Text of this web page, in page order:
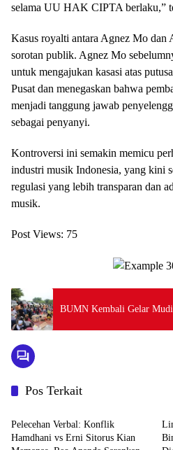
selama UU HAK CIPTA berlaku,”
Kasus royalti antara Agnez Mo dan
sorotan publik. Agnez Mo
untuk mengajukan kasasi atas
Pusat dan menegaskan bahwa
menjadi tanggung jawab
sebagai penyanyi.
Kontroversi ini semakin memicu
industri musik Indonesia, yang kini
regulasi yang lebih transparan dan
musik.
Post Views: 75
BUMN Kembali Gelar
Pos Terkait
Trending
Pelecehan Verbal: Konflik
Hamdhani vs Erni Sitorus Kian